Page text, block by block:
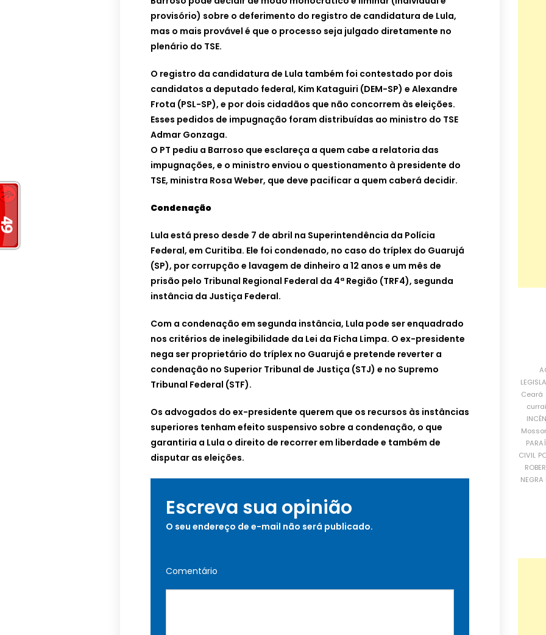
provisório) sobre o deferimento do registro de candidatura de Lula,
mas o mais provável é que o processo seja julgado diretamente no
plenário do TSE.
O registro da candidatura de Lula também foi contestado por dois
candidatos a deputado federal, Kim Kataguiri (DEM-SP) e Alexandre
Frota (PSL-SP), e por dois cidadãos que não concorrem às eleições.
Esses pedidos de impugnação foram distribuídas ao ministro do TSE
Admar Gonzaga.
O PT pediu a Barroso que esclareça a quem cabe a relatoria das
impugnações, e o ministro enviou o questionamento à presidente do
TSE, ministra Rosa Weber, que deve pacificar a quem caberá decidir.
Condenação
Lula está preso desde 7 de abril na Superintendência da Polícia
Federal, em Curitiba. Ele foi condenado, no caso do tríplex do Guarujá
(SP), por corrupção e lavagem de dinheiro a 12 anos e um mês de
prisão pelo Tribunal Regional Federal da 4ª Região (TRF4), segunda
instância da Justiça Federal.
Com a condenação em segunda instância, Lula pode ser enquadrado
nos critérios de inelegibilidade da Lei da Ficha Limpa. O ex-presidente
nega ser proprietário do tríplex no Guarujá e pretende reverter a
condenação no Superior Tribunal de Justiça (STJ) e no Supremo
Tribunal Federal (STF).
Os advogados do ex-presidente querem que os recursos às instâncias
superiores tenham efeito suspensivo sobre a condenação, o que
garantiria a Lula o direito de recorrer em liberdade e também de
disputar as eleições.
Escreva sua opinião
O seu endereço de e-mail não será publicado.
Comentário
Ceará
CIVIL
NEGRA